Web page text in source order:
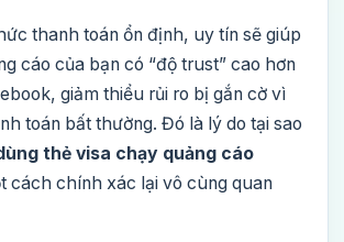
thanh toán ổn định, uy tín sẽ giúp
cáo của bạn có “độ trust” cao hơn
giảm thiểu rủi ro bị gắn cờ vì
toán bất thường. Đó là lý do tại sao
thẻ visa chạy quảng cáo
cách chính xác lại vô cùng quan